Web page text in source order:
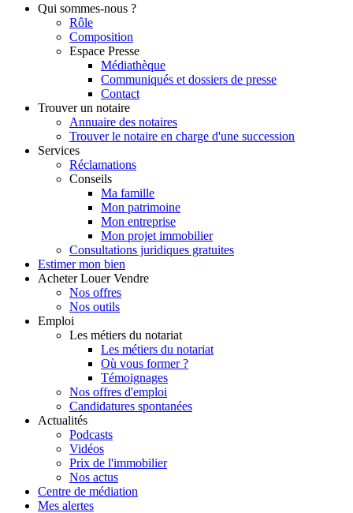
Qui sommes-nous ?
Rôle
Composition
Espace Presse
Médiathèque
Communiqués et dossiers de presse
Contact
Trouver un notaire
Annuaire des notaires
Trouver le notaire en charge d'une succession
Services
Réclamations
Conseils
Ma famille
Mon patrimoine
Mon entreprise
Mon projet immobilier
Consultations juridiques gratuites
Estimer mon bien
Acheter Louer Vendre
Nos offres
Nos outils
Emploi
Les métiers du notariat
Les métiers du notariat
Où vous former ?
Témoignages
Nos offres d'emploi
Candidatures spontanées
Actualités
Podcasts
Vidéos
Prix de l'immobilier
Nos actus
Centre de médiation
Mes alertes